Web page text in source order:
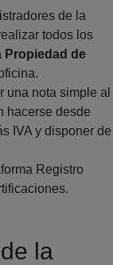
de la
todos los
Propiedad de
una nota simple al
hacerse desde
IVA y disponer de
Registro
la